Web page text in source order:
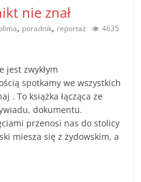
nie znał
, poradnik, reportaż
4635
jest zwykłym
spotkamy we wszystkich
. To książka łącząca ze
dokumentu.
przenosi nas do stolicy
miesza się z żydowskim, a